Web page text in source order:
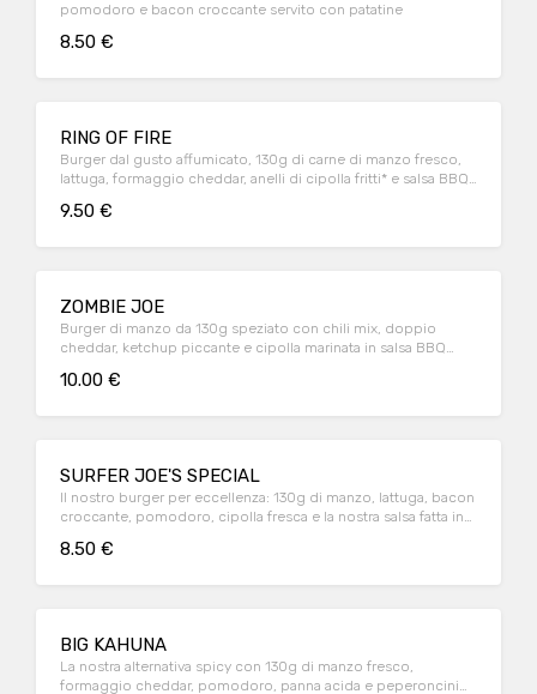
pomodoro e bacon croccante servito con patatine
8.50 €
RING OF FIRE
Burger dal gusto affumicato, 130g di carne di manzo fresco,
lattuga, formaggio cheddar, anelli di cipolla fritti* e salsa BBQ
9.50 €
ZOMBIE JOE
Burger di manzo da 130g speziato con chili mix, doppio
cheddar, ketchup piccante e cipolla marinata in salsa BBQ
10.00 €
SURFER JOE'S SPECIAL
Il nostro burger per eccellenza: 130g di manzo, lattuga, bacon
croccante, pomodoro, cipolla fresca e la nostra salsa fatta in
8.50 €
BIG KAHUNA
La nostra alternativa spicy con 130g di manzo fresco,
formaggio cheddar, pomodoro, panna acida e peperoncini